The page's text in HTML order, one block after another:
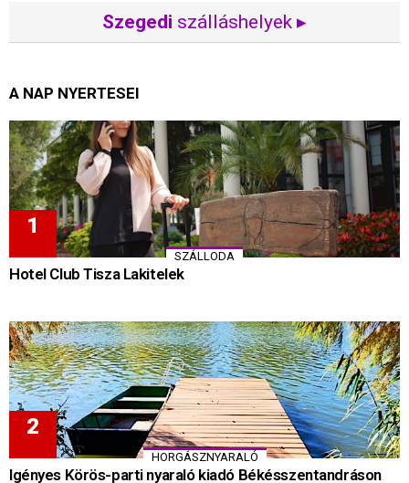
Szegedi szálláshelyek ▸
A NAP NYERTESEI
SZÁLLODA
Hotel Club Tisza Lakitelek
HORGÁSZNYARALÓ
Igényes Körös-parti nyaraló kiadó Békésszentandráson